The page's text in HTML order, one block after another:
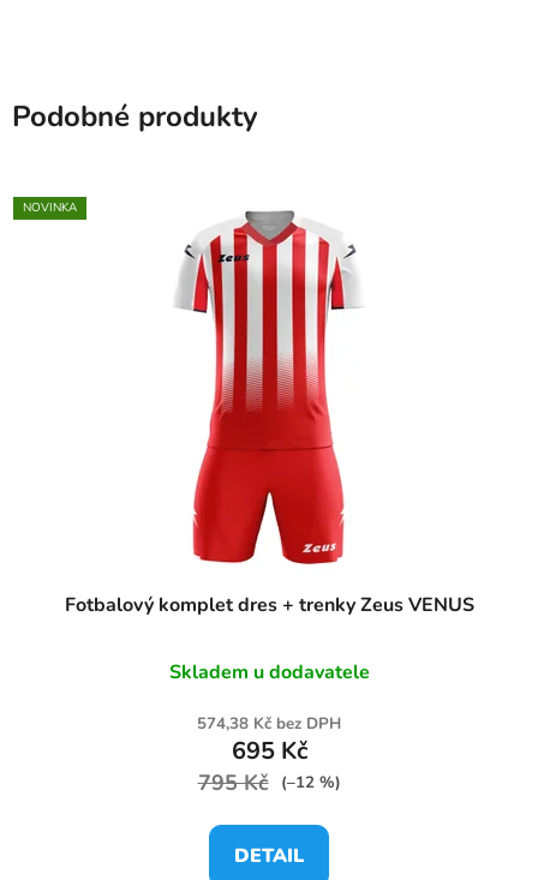
Podobné produkty
NOVINKA
Fotbalový komplet dres + trenky Zeus VENUS
Skladem u dodavatele
574,38 Kč bez DPH
695 Kč
795 Kč (–12 %)
DETAIL